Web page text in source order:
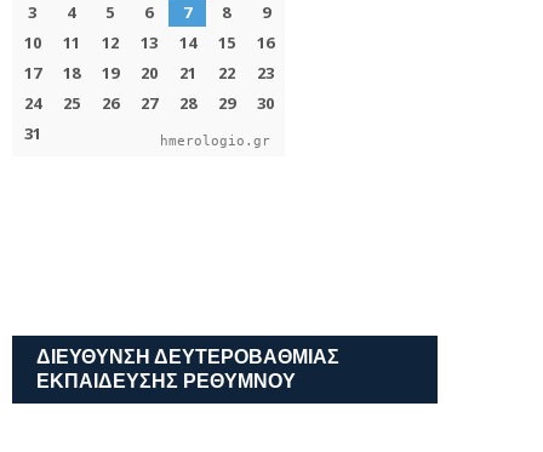
hmerologio.gr
ΔΙΕΎΘΥΝΣΗ ΔΕΥΤΕΡΟΒΆΘΜΙΑΣ
ΕΚΠΑΊΔΕΥΣΗΣ ΡΕΘΎΜΝΟΥ